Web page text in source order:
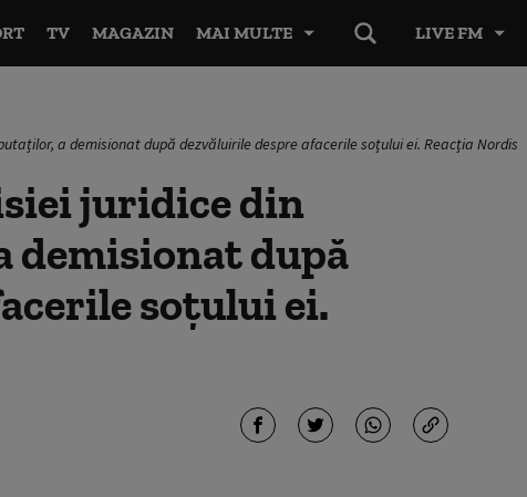
LIVE FM
TV MAGAZIN MAI MULTE
a demisionat după dezvăluirile despre afacerile soțului ei. Reacția Nordis
juridice din
demisionat după
soțului ei.